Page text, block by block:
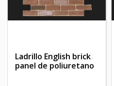
Ladrillo English brick
panel de poliuretano